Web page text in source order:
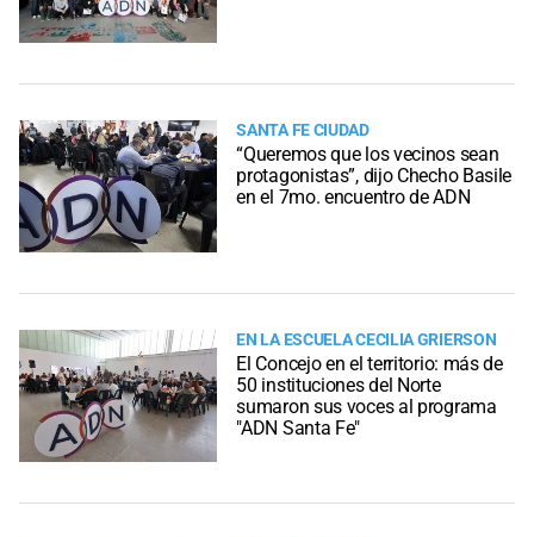
SANTA FE CIUDAD
“Queremos que los vecinos sean
protagonistas”, dijo Checho Basile
en el 7mo. encuentro de ADN
EN LA ESCUELA CECILIA GRIERSON
El Concejo en el territorio: más de
50 instituciones del Norte
sumaron sus voces al programa
"ADN Santa Fe"